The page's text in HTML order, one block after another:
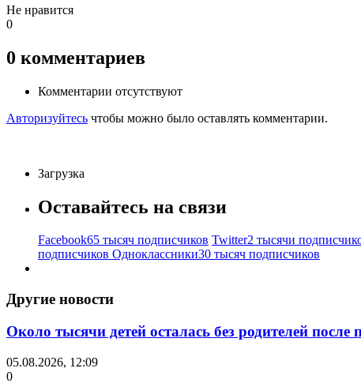
Не нравится
0
0 комментариев
Комментарии отсутствуют
Авторизуйтесь чтобы можно было оставлять комментарии.
Загрузка
Оставайтесь на связи
Facebook65 тысяч подписчиков Twitter2 тысячи
подписчиков Одноклассники30 тысяч подписчиков
Другие новости
Около тысячи детей осталась без родителей
05.08.2026, 12:09
0